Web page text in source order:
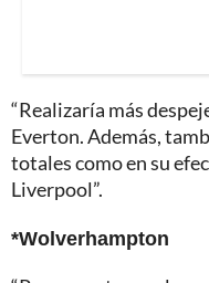
“Realizaría más
Everton. Además,
totales como en su
Liverpool”.
*Wolverhampton